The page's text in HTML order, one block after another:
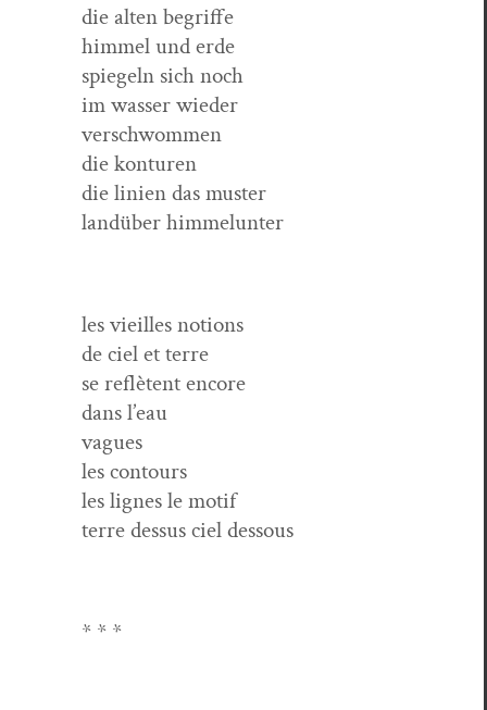
die alten begriffe
him­mel und erde
spiegeln sich noch
im wass­er wieder
verschwommen
die konturen
die lin­ien das muster
landüber himmelunter
les vieilles notions
de ciel et terre
se reflè­tent encore
dans l’eau
vagues
les contours
les lignes le motif
terre dessus ciel dessous
* * *